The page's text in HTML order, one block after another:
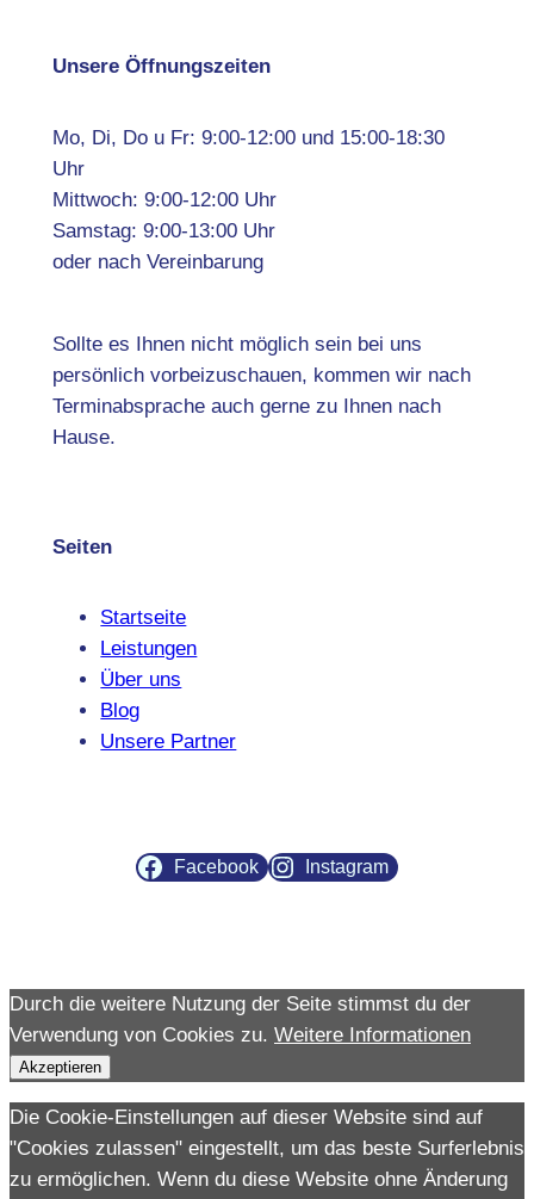
Unsere Öffnungszeiten
Mo, Di, Do u Fr: 9:00-12:00 und 15:00-18:30
Uhr
Mittwoch: 9:00-12:00 Uhr
Samstag: 9:00-13:00 Uhr
oder nach Vereinbarung
Sollte es Ihnen nicht möglich sein bei uns
persönlich vorbeizuschauen, kommen wir nach
Terminabsprache auch gerne zu Ihnen nach
Hause.
Seiten
Startseite
Leistungen
Über uns
Blog
Unsere Partner
Facebook Instagram
Durch die weitere Nutzung der Seite stimmst du der
Verwendung von Cookies zu. Weitere Informationen
Akzeptieren
Die Cookie-Einstellungen auf dieser Website sind auf
"Cookies zulassen" eingestellt, um das beste Surferlebnis
zu ermöglichen. Wenn du diese Website ohne Änderung